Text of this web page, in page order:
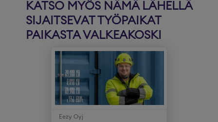
KATSO MYÖS NÄMÄ LÄHELLÄ
SIJAITSEVAT TYÖPAIKAT
PAIKASTA VALKEAKOSKI
Eezy Oyj